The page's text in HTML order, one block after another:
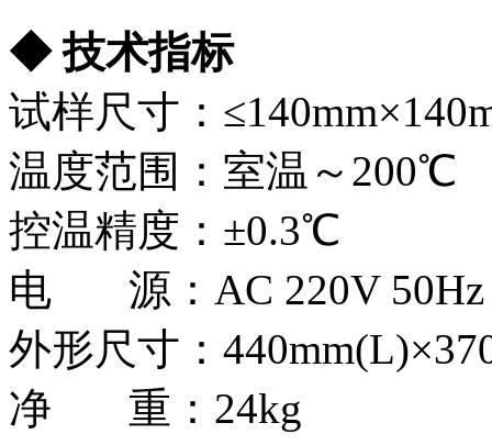
◆技术指标
试样尺寸：
温度范围：室温～200℃
控温精度：±0.3℃
电 源：AC 220V 50Hz
外形尺寸：
净 重：24kg